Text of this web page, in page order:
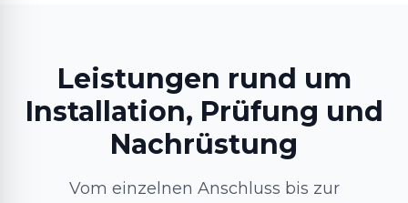
Leistungen rund um
Installation, Prüfung und
Nachrüstung
Vom einzelnen Anschluss bis zur